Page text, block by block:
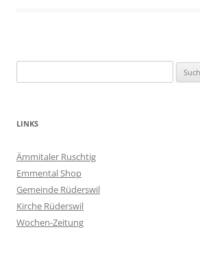
nach:
LINKS
Ämmitaler Ruschtig
Emmental Shop
Gemeinde Rüderswil
Kirche Rüderswil
Wochen-Zeitung